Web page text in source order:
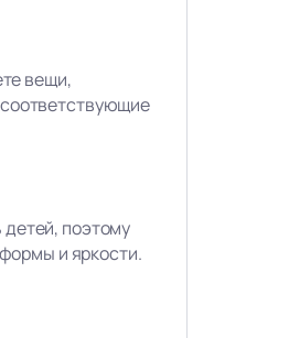
вещи,
поэтому
и яркости.